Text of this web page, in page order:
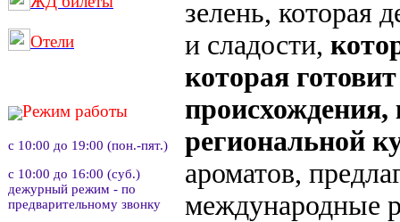
Отели
Режим работы
с 10:00 до 19:00 (пон.-пят.)
с 10:00 до 16:00 (суб.)
дежурный режим - по
предварительному звонку
зелень, которая
и сладости,
которая
происхождения,
региональной
ароматов,
международные